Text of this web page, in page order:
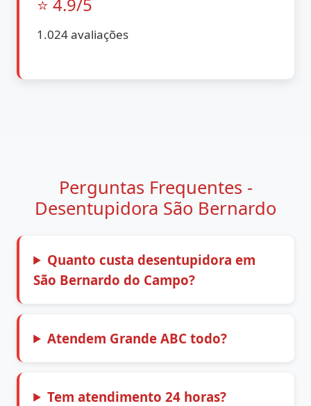
⭐ 4.9/5
1.024 avaliações
Perguntas Frequentes -
Desentupidora São Bernardo
Quanto custa desentupidora em
São Bernardo do Campo?
Atendem Grande ABC todo?
Tem atendimento 24 horas?